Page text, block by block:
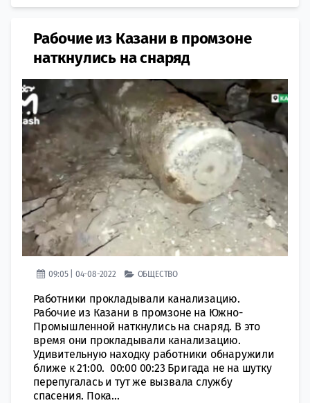
​Рабочие из Казани в промзоне
наткнулись на снаряд
09:05 | 04-08-2022 ОБЩЕСТВО
Работники прокладывали канализацию.
Рабочие из Казани в промзоне на Южно-
Промышленной наткнулись на снаряд. В это
время они прокладывали канализацию.
Удивительную находку работники обнаружили
ближе к 21:00. 00:00 00:23 Бригада не на шутку
перепугалась и тут же вызвала службу
спасения. Пока...